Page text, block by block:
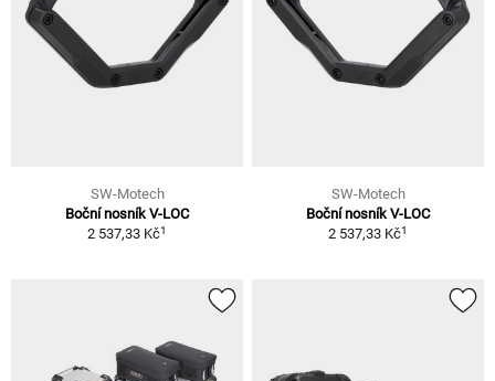
SW-Motech
Boční nosník V-LOC
2 537,33 Kč1
SW-Motech
Boční nosník V-LOC
2 537,33 Kč1